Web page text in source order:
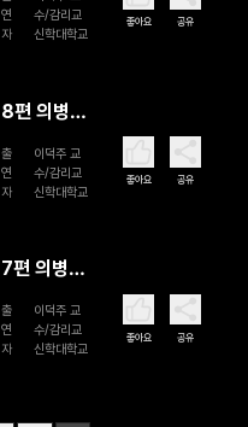
인 전도
사: 백사겸
연
자
수/감리교
신학대학교
좋아요 공유
8편 의병
초 순국 목
회자: 구연
출
연
자
이덕주 교
수/감리교
신학대학교
좋아요 공유
7편 의병
초 순국 목
회자: 구연
출
연
자
이덕주 교
수/감리교
신학대학교
좋아요 공유